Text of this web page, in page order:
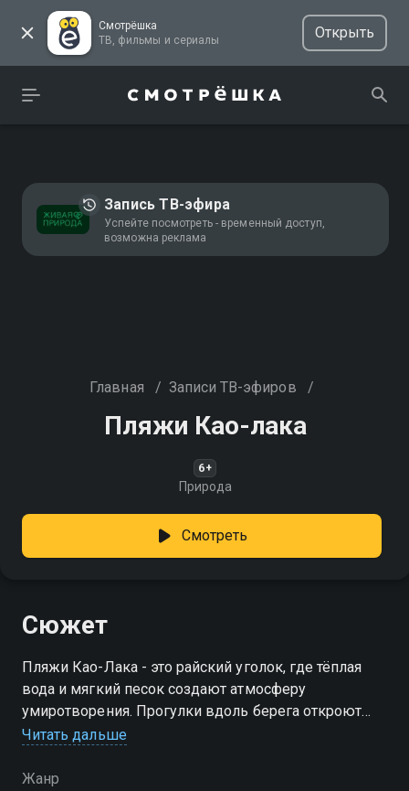
Смотрёшка
ТВ, фильмы и сериалы
Открыть
Запись ТВ-эфира
Успейте посмотреть - временный доступ,
возможна реклама
Главная / Записи ТВ-эфиров /
Пляжи Као-лака
6+
Природа
Смотреть
Сюжет
Пляжи Као-Лака - это райский уголок, где тёплая
вода и мягкий песок создают атмосферу
умиротворения. Прогулки вдоль берега откроют
вам живописные виды и помогут насладиться
Читать дальше
Жанр